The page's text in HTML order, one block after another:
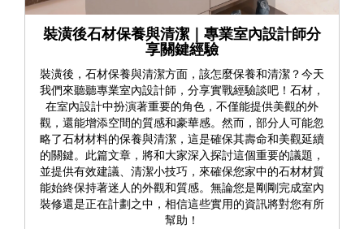
裝潢後石材保養與清潔｜專業室內設計師分
享關鍵經驗
裝潢後，石材保養與清潔方面，該怎麼保養和清潔？今天
我們來聽聽專業室內設計師，分享實戰經驗談吧！石材，
在室內設計中扮演著重要的角色，不僅能提供美觀的外
觀，還能增添空間的質感和豪華感。然而，部分人可能忽
略了石材材料的保養與清潔，這是確保其壽命和美觀延續
的關鍵。此篇文章，將和大家深入探討這個重要的議題，
並提供有效建議、清潔小技巧，來確保您家中的石材材質
能始終保持著迷人的外觀和質感。無論您是剛剛完成室內
裝修還是正在計劃之中，相信這些實用的資訊將對您有所
幫助！